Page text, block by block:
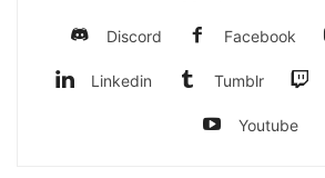
Discord Facebook
Linkedin Tumblr
Youtube